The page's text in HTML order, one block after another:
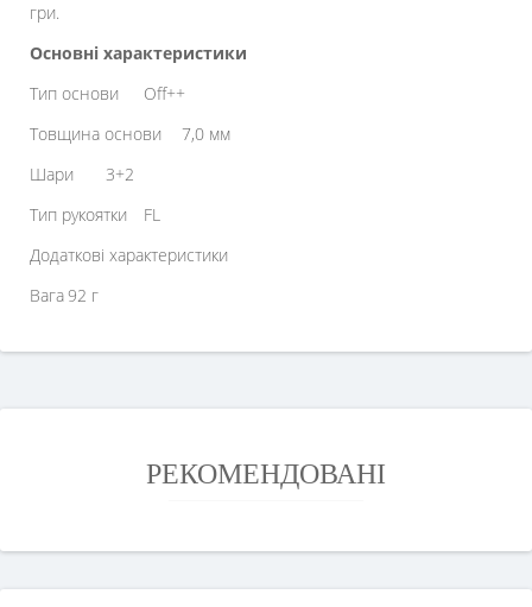
гри.
Основні характеристики
Тип основи
Off++
Товщина основи
7,0 мм
Шари
3+2
Тип рукоятки
FL
Додаткові характеристики
Вага92 г
РЕКОМЕНДОВАНІ